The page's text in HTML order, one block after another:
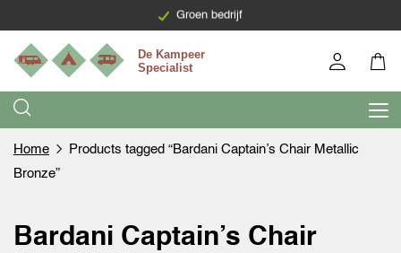
Groen bedrijf
Home
Products tagged “Bardani Captain’s Chair Metallic
Bronze”
Bardani Captain’s Chair